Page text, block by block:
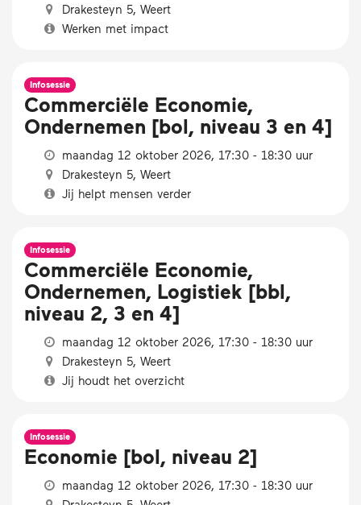
Drakesteyn 5, Weert
Werken met impact
Infosessie
Commerciële Economie,
Ondernemen [bol, niveau 3 en 4]
maandag 12 oktober 2026, 17:30 - 18:30 uur
Drakesteyn 5, Weert
Jij helpt mensen verder
Infosessie
Commerciële Economie,
Ondernemen, Logistiek [bbl,
niveau 2, 3 en 4]
maandag 12 oktober 2026, 17:30 - 18:30 uur
Drakesteyn 5, Weert
Jij houdt het overzicht
Infosessie
Economie [bol, niveau 2]
maandag 12 oktober 2026, 17:30 - 18:30 uur